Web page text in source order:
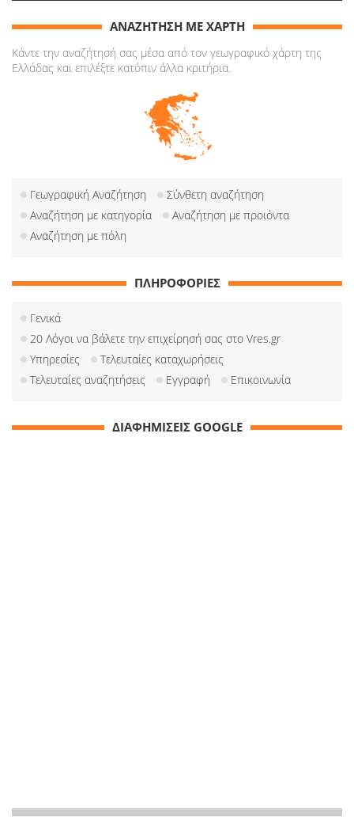
ΑΝΑΖΗΤΗΣΗ ΜΕ ΧΑΡΤΗ
Κάντε την αναζήτησή σας μέσα από τον γεωγραφικό χάρτη της
Ελλάδας και επιλέξτε κατόπιν άλλα κριτήρια.
Γεωγραφική Αναζήτηση
Σύνθετη αναζήτηση
Αναζήτηση με κατηγορία
Αναζήτηση με προιόντα
Αναζήτηση με πόλη
ΠΛΗΡΟΦΟΡΙΕΣ
Γενικά
20 Λόγοι να βάλετε την επιχείρησή σας στο Vres.gr
Υπηρεσίες
Τελευταίες καταχωρήσεις
Τελευταίες αναζητήσεις
Εγγραφή Επικοινωνία
ΔΙΑΦΗΜΙΣΕΙΣ GOOGLE